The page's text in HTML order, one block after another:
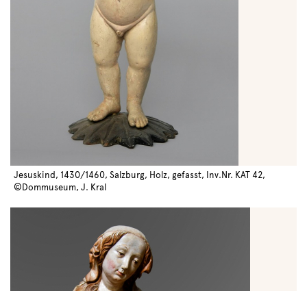
Jesuskind, 1430/1460, Salzburg, Holz, gefasst, Inv.Nr. KAT 42,
©Dommuseum, J. Kral